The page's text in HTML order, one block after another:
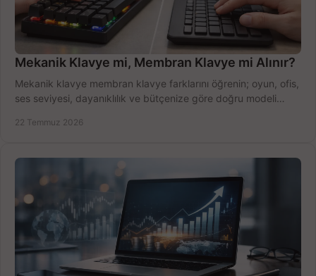
Mekanik Klavye mi, Membran Klavye mi Alınır?
Mekanik klavye membran klavye farklarını öğrenin; oyun, ofis,
ses seviyesi, dayanıklılık ve bütçenize göre doğru modeli
22 Temmuz 2026